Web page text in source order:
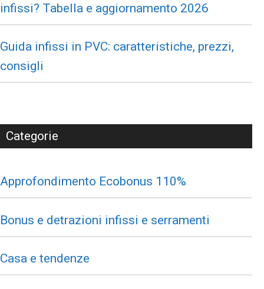
infissi? Tabella e aggiornamento 2026
Guida infissi in PVC: caratteristiche, prezzi,
consigli
Categorie
Approfondimento Ecobonus 110%
Bonus e detrazioni infissi e serramenti
Casa e tendenze